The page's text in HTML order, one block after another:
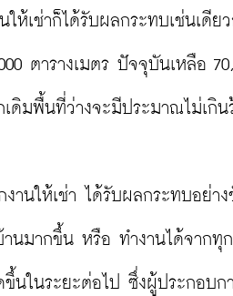
ห้เช่าก็ได้รับผลกระทบเช่นเดี
ตารางเมตร ปัจจุบันเหลือ
ดิมพื้นที่ว่างจะมีประมาณไม่เกิ
านให้เช่า ได้รับผลกระทบอย่า
านมากขึ้น หรือ ทำงานได้จาก
ขึ้นในระยะต่อไป ซึ่งผู้ประกอบ